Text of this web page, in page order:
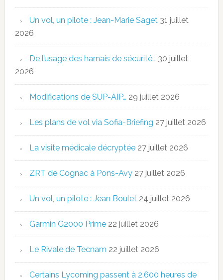
Un vol, un pilote : Jean-Marie Saget 31 juillet
2026
De l’usage des harnais de sécurité… 30 juillet
2026
Modifications de SUP-AIP… 29 juillet 2026
Les plans de vol via Sofia-Briefing 27 juillet 2026
La visite médicale décryptée 27 juillet 2026
ZRT de Cognac à Pons-Avy 27 juillet 2026
Un vol, un pilote : Jean Boulet 24 juillet 2026
Garmin G2000 Prime 22 juillet 2026
Le Rivale de Tecnam 22 juillet 2026
Certains Lycoming passent à 2.600 heures de